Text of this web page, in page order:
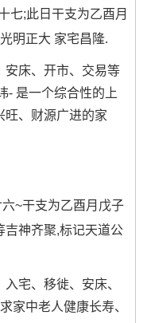
七;此日干支为乙酉月
明正大 家宅昌隆.
安床、开市、交易等
- 是一个综合性的上
旺、财源广进的家
~干支为乙酉月戊子
吉神齐聚,标记天道公
宅、移徙、安床、
家中老人健康长寿、